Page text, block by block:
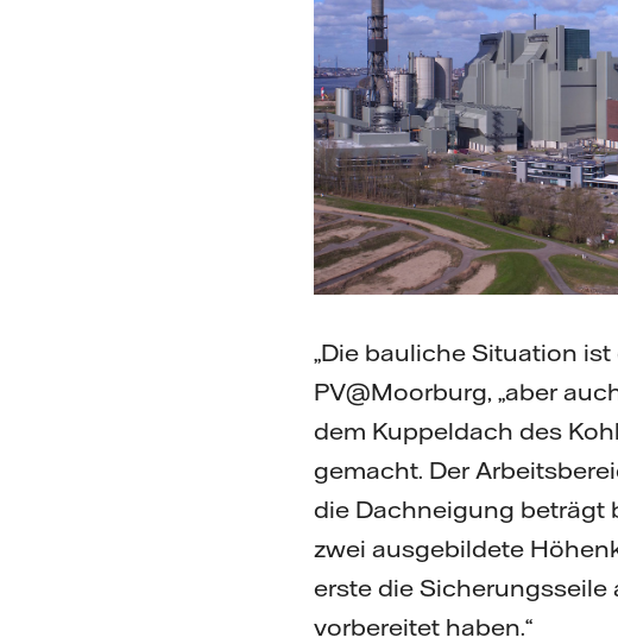
„Die bauliche Situation
PV@Moorburg, „aber
dem Kuppeldach des
gemacht. Der
die Dachneigung beträgt
zwei ausgebildete
erste die Sicherungsseile
vorbereitet haben.“